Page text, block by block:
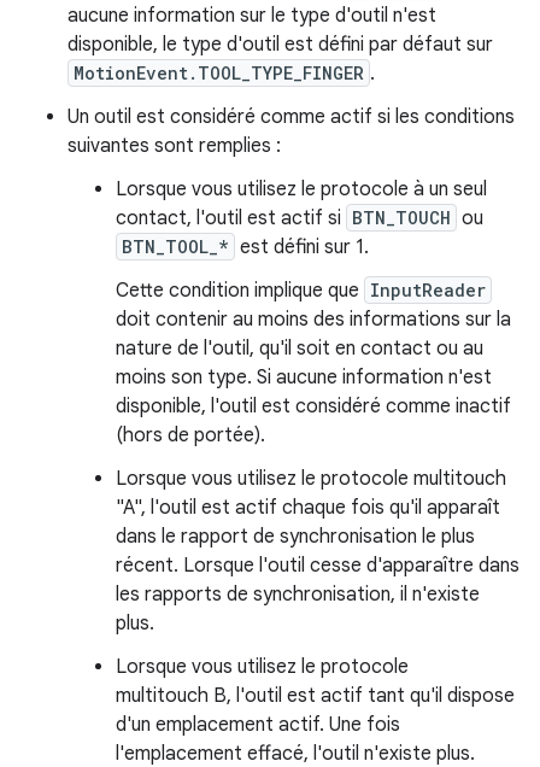
aucune information sur le type d'outil n'est
disponible, le type d'outil est défini par défaut sur
MotionEvent.TOOL_TYPE_FINGER .
Un outil est considéré comme actif si les conditions
suivantes sont remplies :
Lorsque vous utilisez le protocole à un seul
contact, l'outil est actif si BTN_TOUCH ou
BTN_TOOL_* est défini sur 1.
Cette condition implique que InputReader
doit contenir au moins des informations sur la
nature de l'outil, qu'il soit en contact ou au
moins son type. Si aucune information n'est
disponible, l'outil est considéré comme inactif
(hors de portée).
Lorsque vous utilisez le protocole multitouch
"A", l'outil est actif chaque fois qu'il apparaît
dans le rapport de synchronisation le plus
récent. Lorsque l'outil cesse d'apparaître dans
les rapports de synchronisation, il n'existe
plus.
Lorsque vous utilisez le protocole
multitouch B, l'outil est actif tant qu'il dispose
d'un emplacement actif. Une fois
l'emplacement effacé, l'outil n'existe plus.